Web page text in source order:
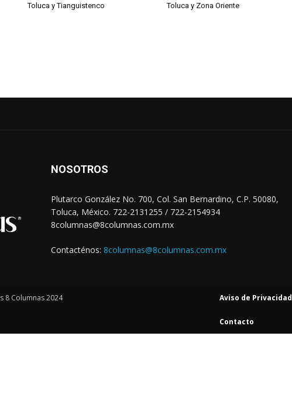
Toluca y Tianguistenco
Toluca y Zona Oriente
NOSOTROS
Plutarco González No. 700, Col. San Bernardino, C.P. 50080,
Toluca, México. 722-2131255 / 722-2154934
8columnas@8columnas.com.mx
Contacténos: 8columnas@8columnas.com.mx
8 Columnas 2024 Aviso de Privacidad
Contacto